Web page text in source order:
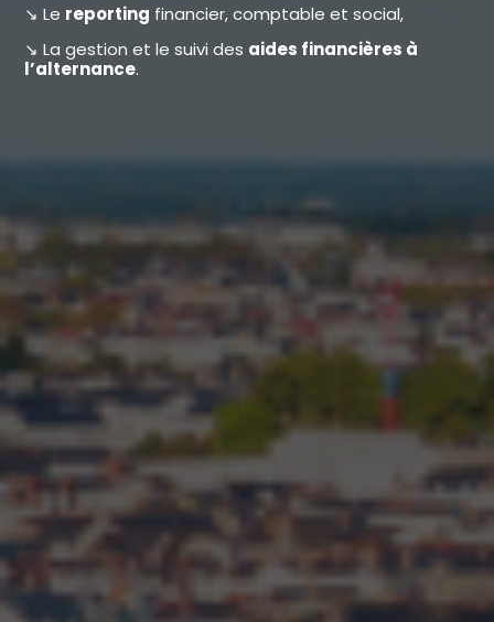
↘️ Le reporting financier, comptable et social,
↘️ La gestion et le suivi des aides financières à
l’alternance.